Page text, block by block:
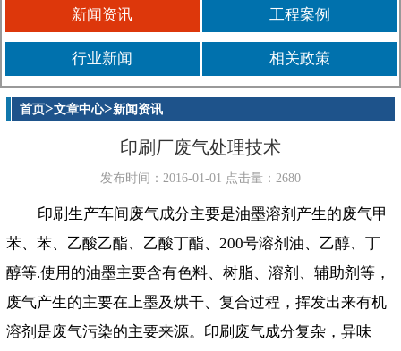
新闻资讯 工程案例
行业新闻 相关政策
首页>文章中心>新闻资讯
印刷厂废气处理技术
发布时间：2016-01-01 点击量：2680
印刷生产车间废气成分主要是油墨溶剂产生的废气甲
苯、苯、乙酸乙酯、乙酸丁酯、200号溶剂油、乙醇、丁
醇等.使用的油墨主要含有色料、树脂、溶剂、辅助剂等，
废气产生的主要在上墨及烘干、复合过程，挥发出来有机
溶剂是废气污染的主要来源。印刷废气成分复杂，异味